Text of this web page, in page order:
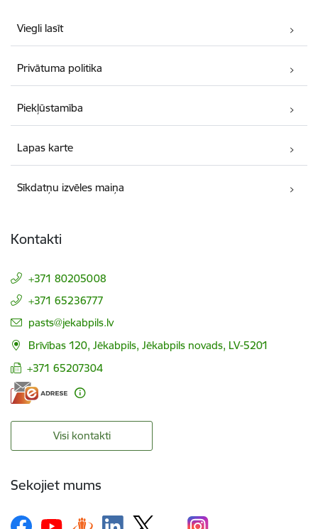
Viegli lasīt
Privātuma politika
Piekļūstamība
Lapas karte
Sīkdatņu izvēles maiņa
Kontakti
+371 80205008
+371 65236777
E-pasts:
pasts@jekabpils.lv
Brīvības 120, Jēkabpils, Jēkabpils novads, LV-5201
+371 65207304
Visi kontakti
Sekojiet mums